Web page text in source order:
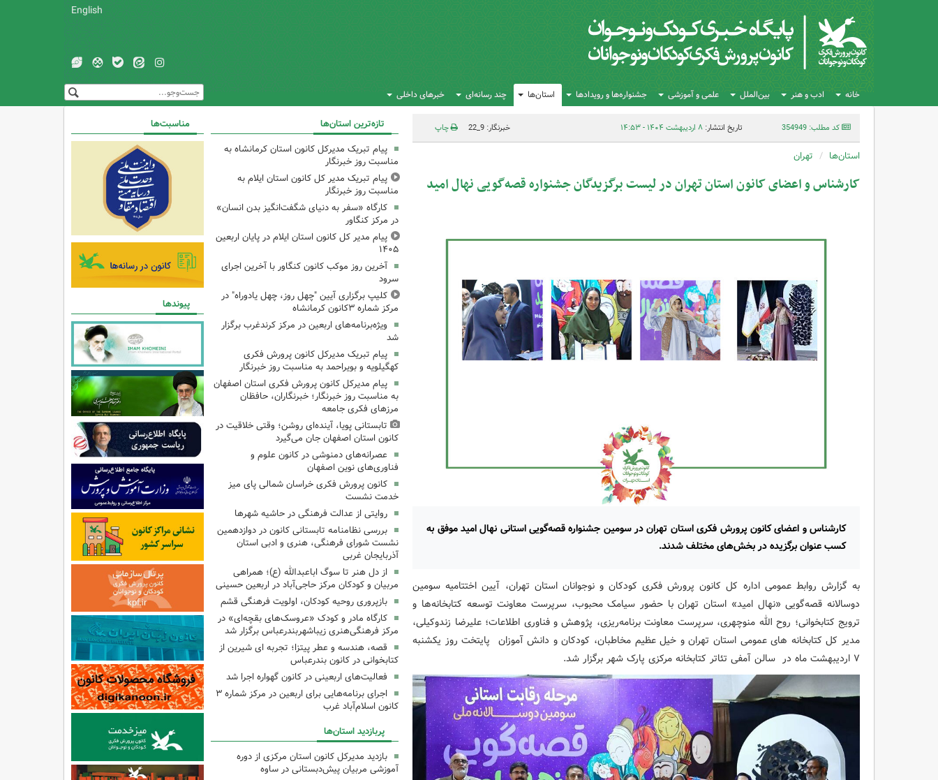
English
خانه ادب و هنر بین‌الملل علمی و آموزشی جشنواره‌ها و رویدادها استان‌ها چند رسانه‌ای خبرهای داخلی
کد مطلب: 354949 تاریخ انتشار:۸ اردیبهشت ۱۴۰۴ - ۱۴:۵۳ خبرنگار: 9_22 چاپ
استان‌ها تهران
کارشناس و اعضای کانون استان تهران در لیست برگزیدگان جشنواره قصه‌گویی نهال امید
کارشناس و اعضای کانون پرورش فکری استان تهران در سومین جشنواره قصه‌گویی استانی نهال امید موفق به
کسب عنوان برگزیده در بخش‌های مختلف شدند.
به گزارش روابط عمومی اداره کل کانون پرورش فکری کودکان و نوجوانان استان تهران، آیین اختتامیه سومین
دوسالانه قصه‌گویی «نهال امید» استان تهران با حضور سیامک محبوب، سرپرست معاونت توسعه کتابخانه‌ها و
ترویج کتابخوانی؛ روح الله منوچهری، سرپرست معاونت برنامه‌ریزی، پژوهش و فناوری اطلاعات؛ علیرضا زندوکیلی،
مدیر کل کتابخانه های عمومی استان تهران و خیل عظیم مخاطبان، کودکان و دانش آموزان پایتخت روز یکشنبه
۷ اردیبهشت ماه در
سالن آمفی تئاتر کتابخانه مرکزی پارک شهر برگزار شد.
تازه‌ترین استان‌ها
پیام تبریک مدیرکل کانون استان کرمانشاه به
مناسبت روز خبرنگار
پیام تبریک مدیر کل کانون استان ایلام به
مناسبت روز خبرنگار
کارگاه «سفر به دنیای شگفت‌انگیز بدن انسان»
در مرکز کنگاور
پیام مدیر کل کانون استان ایلام در پایان اربعین
۱۴۰۵
آخرین روز موکب کانون کنگاور با آخرین اجرای
سرود
کلیپ برگزاری آیین "چهل روز، چهل یادوراه" در
مرکز شماره ۳کانون کرمانشاه
ویژه‌برنامه‌های اربعین در مرکز کرندغرب برگزار
شد
پیام تبریک مدیرکل کانون پرورش فکری
کهگیلویه و بویراحمد به مناسبت روز خبرنگار
پیام مدیرکل کانون پرورش فکری استان اصفهان
به مناسبت روز خبرنگار؛ خبرنگاران، حافظان
مرزهای فکری جامعه
تابستانی پویا، آینده‌ای روشن؛ وقتی خلاقیت در
کانون استان اصفهان جان می‌گیرد
عصرانه‌های دمنوشی در کانون علوم و
فناوری‌های نوین اصفهان
کانون پرورش فکری خراسان شمالی پای میز
خدمت نشست
روایتی از عدالت فرهنگی در حاشیه شهرها
بررسی نظامنامه تابستانی کانون در دوازدهمین
نشست شورای فرهنگی، هنری و ادبی استان
آذربایجان غربی
از دل هنر تا سوگ اباعبدالله (ع)؛ همراهی
مربیان و کودکان مرکز حاجی‌آباد در اربعین حسینی
بازپروری روحیه کودکان، اولویت فرهنگی قشم
کارگاه مادر و کودک «عروسک‌های بقچه‌ای» در
مرکز فرهنگی‌هنری زیباشهربندرعباس برگزار شد
قصه، هندسه و عطر پیتزا؛ تجربه ای شیرین از
کتابخوانی در کانون بندرعباس
فعالیت‌های اربعینی در کانون گهواره اجرا شد
اجرای برنامه‌هایی برای اربعین در مرکز شماره ۳
کانون اسلام‌آباد غرب
پربازدید استان‌ها
بازدید مدیرکل کانون استان مرکزی از دوره
آموزشی مربیان پیش‌دبستانی در ساوه
مناسبت‌ها
پیوندها